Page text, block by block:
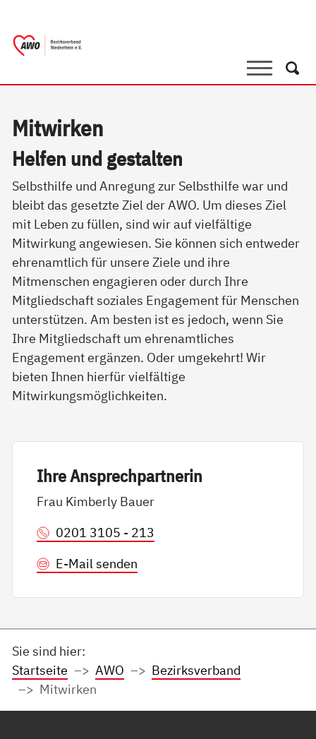
SucheSuche
Mit­wir­ken
Hel­fen und ge­stal­ten
Selbsthilfe und Anregung zur Selbsthilfe war und
bleibt das gesetzte Ziel der AWO. Um dieses Ziel
mit Leben zu füllen, sind wir auf vielfältige
Mitwirkung angewiesen. Sie können sich entweder
ehrenamtlich für unsere Ziele und ihre
Mitmenschen engagieren oder durch Ihre
Mitgliedschaft soziales Engagement für Menschen
unterstützen. Am besten ist es jedoch, wenn Sie
Ihre Mitgliedschaft um ehrenamtliches
Engagement ergänzen. Oder umgekehrt! Wir
bieten Ihnen hierfür vielfältige
Mitwirkungsmöglichkeiten.
Ih­re An­sp­rech­part­ne­rin
Frau Kimberly Bauer
0201 3105 - 213
E-Mail senden
Sie sind hier:
Startseite
AWO
Bezirksverband
Mitwirken